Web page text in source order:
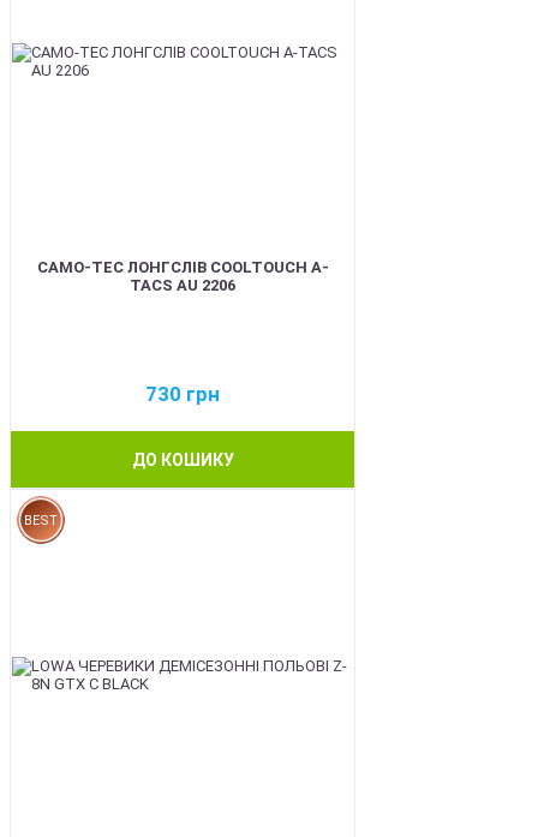
CAMO-TEC ЛОНГСЛІВ COOLTOUCH A-
TACS AU 2206
730 грн
ДО КОШИКУ
BEST